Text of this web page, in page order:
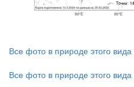
Все фото в природе этого вида
Все фото в природе этого вида